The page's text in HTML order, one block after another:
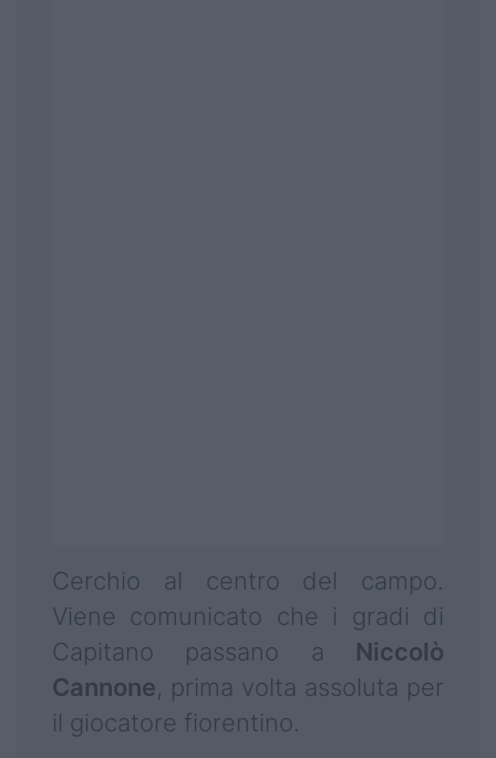
Cerchio al centro del campo.
Viene comunicato che i gradi di
Capitano passano a Niccolò
Cannone, prima volta assoluta per
il giocatore fiorentino.